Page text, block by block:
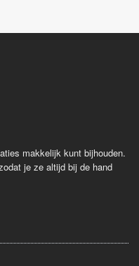
makkelijk kunt bijhouden.
je ze altijd bij de hand